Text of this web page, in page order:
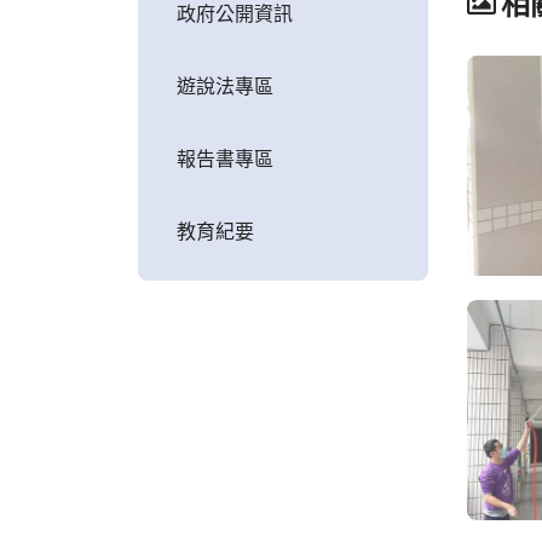
政府公開資訊
遊說法專區
報告書專區
教育紀要